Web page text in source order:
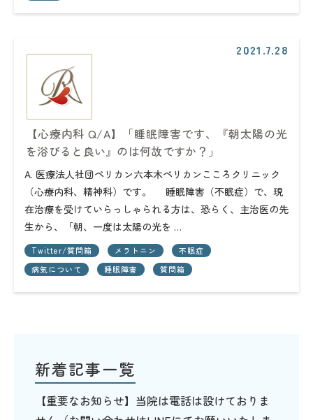
2021.7.28
【心療内科 Q/A】「睡眠障害です、『朝太陽の光
を浴びると良い』のは何故ですか？」
A. 医療法人社団ペリカン六本木ペリカンこころクリニック
（心療内科、精神科）です。 睡眠障害（不眠症）で、現
在治療を受けていらっしゃられる方は、恐らく、主治医の先
生から、「朝、一度は太陽の光を …
Twitter/質問箱 メラトニン
不眠症
病気について
睡眠障害 質問箱
新着記事一覧
【重要なお知らせ】当院は電話は設けておりま